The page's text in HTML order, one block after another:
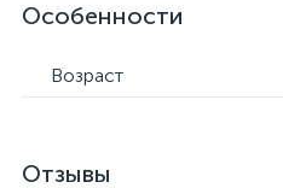
Особенности
Возраст
Отзывы